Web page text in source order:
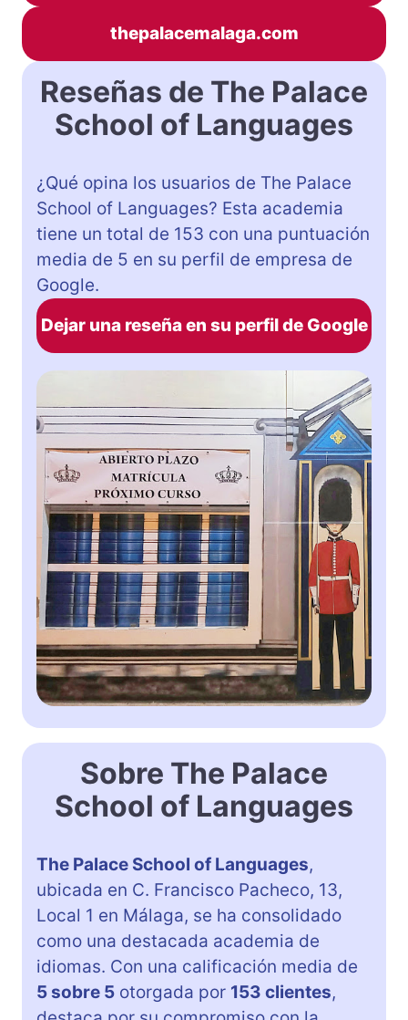
thepalacemalaga.com
Reseñas de The Palace
School of Languages
¿Qué opina los usuarios de The Palace
School of Languages? Esta academia
tiene un total de 153 con una puntuación
media de 5 en su perfil de empresa de
Google.
Dejar una reseña en su perfil de Google
Sobre The Palace
School of Languages
The Palace School of Languages,
ubicada en C. Francisco Pacheco, 13,
Local 1 en Málaga, se ha consolidado
como una destacada academia de
idiomas. Con una calificación media de
5 sobre 5 otorgada por 153 clientes,